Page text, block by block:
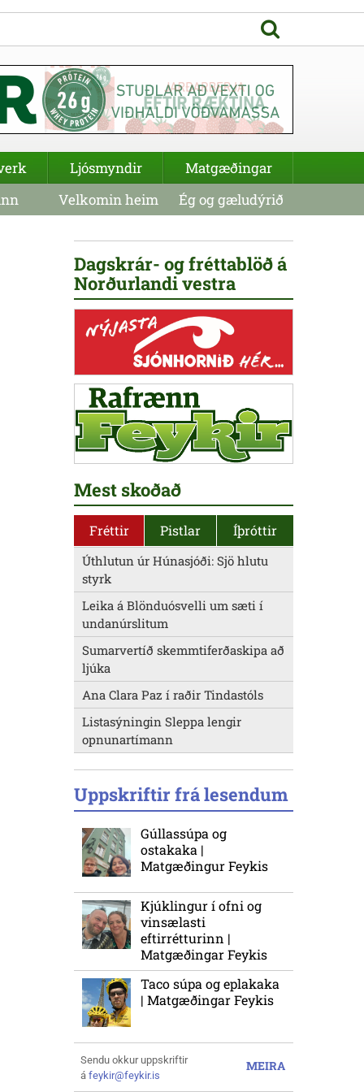
Dagskrár- og fréttablöð á
Norðurlandi vestra
Mest skoðað
Fréttir Pistlar Íþróttir
Úthlutun úr Húnasjóði: Sjö hlutu
styrk
Leika á Blönduósvelli um sæti í
undanúrslitum
Sumarvertíð skemmtiferðaskipa að
ljúka
Ana Clara Paz í raðir Tindastóls
Listasýningin Sleppa lengir
opnunartímann
Uppskriftir frá lesendum
Gúllassúpa og
ostakaka |
Matgæðingur Feykis
Kjúklingur í ofni og
vinsælasti
eftirrétturinn |
Matgæðingar Feykis
Taco súpa og eplakaka
| Matgæðingar Feykis
MEIRA
Sendu okkur uppskriftir
á feykir@feykir.is
Ljósmyndir
Matgæðingar
Velkomin heim Ég og gæludýrið